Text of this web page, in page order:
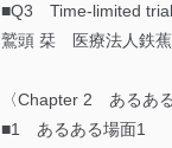
■Q3 Time-limited trial
鷲頭 栞 医療法人鉄蕉
〈Chapter 2 あるあ
■1 あるある場面1